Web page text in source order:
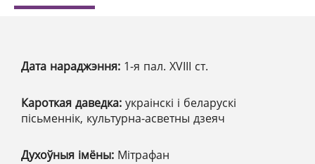
Дата нараджэння: 1-я пал. XVІІІ ст.
Кароткая даведка: украінскі і беларускі
пісьменнік, культурна-асветны дзеяч
Духоўныя імёны: Мітрафан